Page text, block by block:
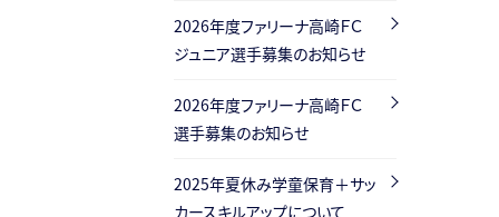
2026年度ファリーナ高崎ＦＣ
ジュニア選手募集のお知らせ
2026年度ファリーナ高崎ＦＣ
選手募集のお知らせ
2025年夏休み学童保育＋サッ
カースキルアップについて